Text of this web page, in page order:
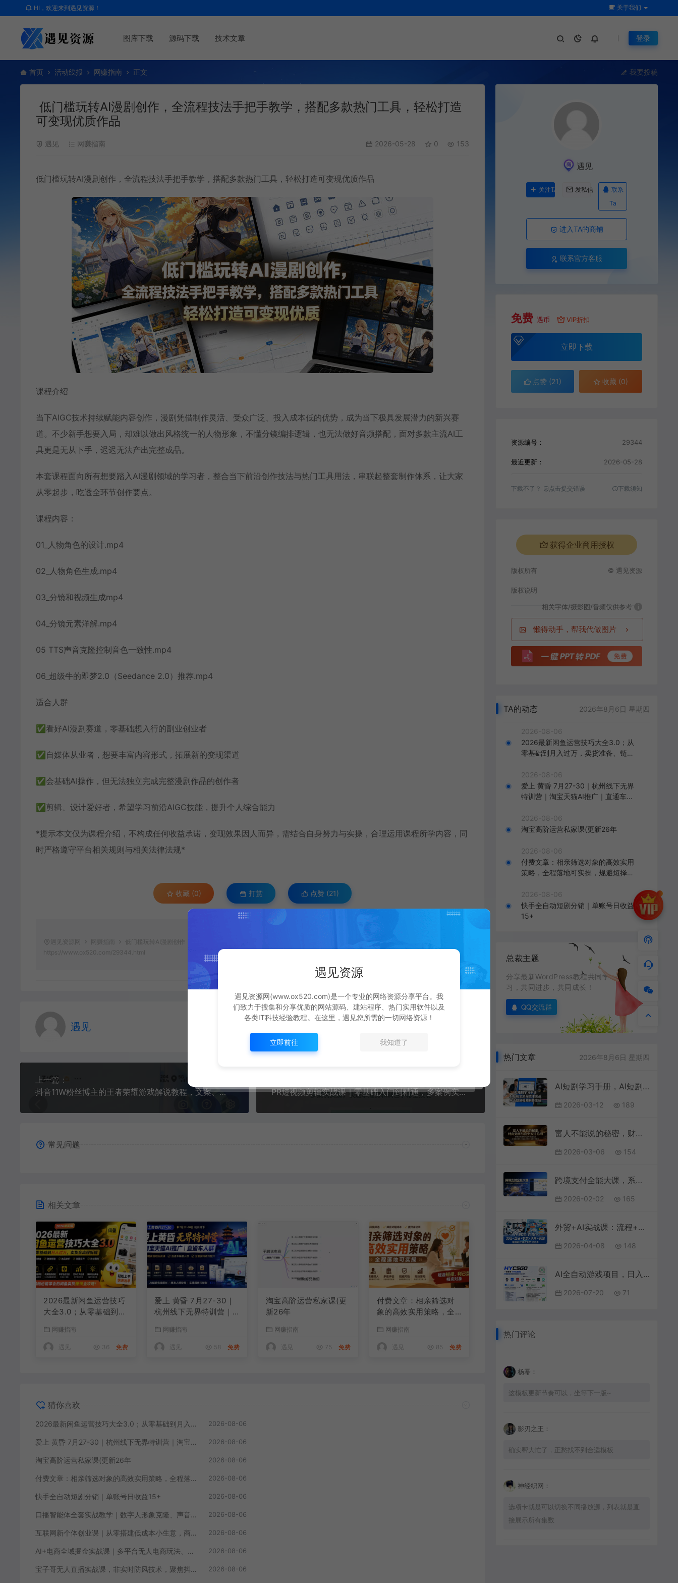
HI，欢迎来到遇见资源！ 关于我们
图库下载 源码下载 技术文章 登录
首页 活动线报 网赚指南 正文 我要投稿
低门槛玩转AI漫剧创作，全流程技法手把手教学，搭配多款热门工具，轻松打造
可变现优质作品
遇见 网赚指南 2026-05-28 0 153
低门槛玩转AI漫剧创作，全流程技法手把手教学，搭配多款热门工具，轻松打造可变现优质作品
课程介绍
当下AIGC技术持续赋能内容创作，漫剧凭借制作灵活、受众广泛、投入成本低的优势，成为当下极具发展潜力的新兴赛
道。不少新手想要入局，却难以做出风格统一的人物形象，不懂分镜编排逻辑，也无法做好音频搭配，面对多款主流AI工
具更是无从下手，迟迟无法产出完整成品。
本套课程面向所有想要踏入AI漫剧领域的学习者，整合当下前沿创作技法与热门工具用法，串联起整套制作体系，让大家
从零起步，吃透全环节创作要点。
课程内容：
01_人物角色的设计.mp4
02_人物角色生成.mp4
03_分镜和视频生成mp4
04_分镜元素洋解.mp4
05 TTS声音克隆控制音色一致性.mp4
06_超级牛的即梦2.0（Seedance 2.0）推荐.mp4
适合人群
✅看好AI漫剧赛道，零基础想入行的副业创业者
✅自媒体从业者，想要丰富内容形式，拓展新的变现渠道
✅会基础AI操作，但无法独立完成完整漫剧作品的创作者
✅剪辑、设计爱好者，希望学习前沿AIGC技能，提升个人综合能力
*提示本文仅为课程介绍，不构成任何收益承诺，变现效果因人而异，需结合自身努力与实操，合理运用课程所学内容，同
时严格遵守平台相关规则与相关法律法规*
收藏 (0) 打赏 点赞 (21)
遇见资源网 网赚指南
低门槛玩转AI漫剧创作，全流程技法手把手教学，搭配多款热门工具，轻松打造可变现优质作品
https://www.ox520.com/29344.html
遇见
上一篇：
抖音11W粉丝博主的王者荣耀游戏解说教程，文案、配音、素材剪辑全流程，解锁伙伴计划+精选独家收益，日入1k+
PR短视频剪辑实战课｜零基础入门到精通，多案例实操，快速掌握剪辑调色字幕全技能
常见问题
相关文章
2026最新闲鱼运营技巧
大全3.0；从零基础到月
接搭建到选品定价全拆
解
网赚指南
遇见 36 免费
爱上 黄昏 7月27-30｜
杭州线下无界特训营｜
车人群｜全套PPT SOP
思维导图资料包
网赚指南
遇见 58 免费
淘宝高阶运营私家课(更
新26年
网赚指南
遇见 75 免费
付费文章：相亲筛选对
象的高效实用策略，全
择、利己型相亲对象
网赚指南
遇见 85 免费
猜你喜欢
2026最新闲鱼运营技巧大全3.0；从零基础到月入过万，卖货准备、链接搭建到选品定价全拆解 2026-08-06
爱上 黄昏 7月27-30｜杭州线下无界特训营｜淘宝天猫AI推广｜直通车人群｜全套PPT SOP思维导图资料包 2026-08-06
淘宝高阶运营私家课(更新26年 2026-08-06
付费文章：相亲筛选对象的高效实用策略，全程落地可实操，规避短择、利己型相亲对象 2026-08-06
快手全自动短剧分销｜单账号日收益15+ 2026-08-06
口播智能体全套实战教学｜数字人形象克隆、声音克隆、AI视频生成、文案改写、软件配置零基础落地课 2026-08-06
互联网新个体创业课｜从零搭建低成本小生意，商业思维+商业模式+流量实战+个人成长全闭环教程 2026-08-06
AI+电商全域掘金实战课｜多平台无人电商玩法、AI工具落地、供应链合规、全域变现闭环全套教程 2026-08-06
宝子哥无人直播实战课，非实时防风技术，聚焦抖音快手等平台直播带货，轻松开启直播变现之路（更新2026年08月06日） 2026-08-06
遇见
关注Ta 发私信
联系
Ta
进入TA的商铺
联系官方客服
免费 遇币 VIP折扣
立即下载
点赞 (21) 收藏 (0)
资源编号： 29344
最近更新： 2026-05-28
下载不了？ 点击提交错误 下载须知
获得企业商用授权
版权所有 © 遇见资源
版权说明
相关字体/摄影图/音频仅供参考 i
懒得动手，帮我代做图片
TA的动态 2026年8月6日 星期四
2026-08-06
2026最新闲鱼运营技巧大全3.0；从
零基础到月入过万，卖货准备、链接
2026-08-06
爱上 黄昏 7月27-30｜杭州线下无界
特训营｜淘宝天猫AI推广｜直通车人
2026-08-06
淘宝高阶运营私家课(更新26年
2026-08-06
付费文章：相亲筛选对象的高效实用
策略，全程落地可实操，规避短择、
2026-08-06
快手全自动短剧分销｜单账号日收益
15+
总裁主题
分享最新WordPress教程共同学
习，共同进步，共同成长！
QQ交流群
热门文章 2026年8月6日 星期四
AI短剧学习手册，AI短剧全流程技术实战，从选题到视频制作生成
2026-03-12 189
富人不能说的秘密，财富觉醒与商业天道总纲，解密未来暴利风口与机遇形态
2026-03-06 154
跨境支付全能大课，系统理论多维覆盖，产品原型拿来即用，实战案例全面解析
2026-02-02 165
外贸+AI实战课：流程+选品+收款+谈单+获客，零基础快速做外贸接订单
2026-04-08 148
AI全自动游戏项目，日入1k，已稳定运行3年躺賺，全流程自动化！【揭秘】
2026-07-20 71
热门评论
杨幂：
这模板更新节奏可以，坐等下一版~
影刃之王：
确实帮大忙了，正愁找不到合适模板
神经织网：
选项卡就是可以切换不同播放源，列表就是直
接展示所有集数
遇见资源
遇见资源网(www.ox520.com)是一个专业的网络资源分享平台。我
们致力于搜集和分享优质的网站源码、建站程序、热门实用软件以及
各类IT科技经验教程。在这里，遇见您所需的一切网络资源！
立即前往 我知道了